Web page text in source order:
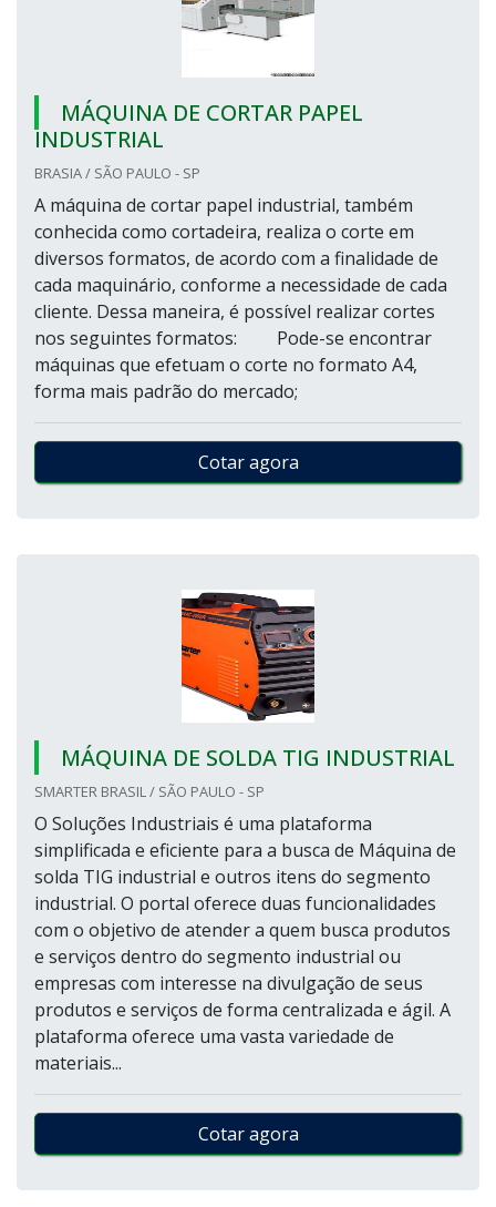
MÁQUINA DE CORTAR PAPEL
INDUSTRIAL
BRASIA / SÃO PAULO - SP
A máquina de cortar papel industrial, também
conhecida como cortadeira, realiza o corte em
diversos formatos, de acordo com a finalidade de
cada maquinário, conforme a necessidade de cada
cliente. Dessa maneira, é possível realizar cortes
nos seguintes formatos: Pode-se encontrar
máquinas que efetuam o corte no formato A4,
forma mais padrão do mercado;
Cotar agora
MÁQUINA DE SOLDA TIG INDUSTRIAL
SMARTER BRASIL / SÃO PAULO - SP
O Soluções Industriais é uma plataforma
simplificada e eficiente para a busca de Máquina de
solda TIG industrial e outros itens do segmento
industrial. O portal oferece duas funcionalidades
com o objetivo de atender a quem busca produtos
e serviços dentro do segmento industrial ou
empresas com interesse na divulgação de seus
produtos e serviços de forma centralizada e ágil. A
plataforma oferece uma vasta variedade de
materiais...
Cotar agora